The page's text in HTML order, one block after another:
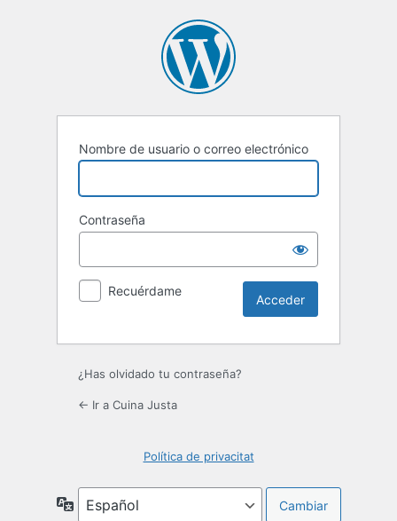
Nombre de usuario o correo electrónico
Contraseña
Recuérdame
¿Has olvidado tu contraseña?
← Ir a Cuina Justa
Política de privacitat
Idioma